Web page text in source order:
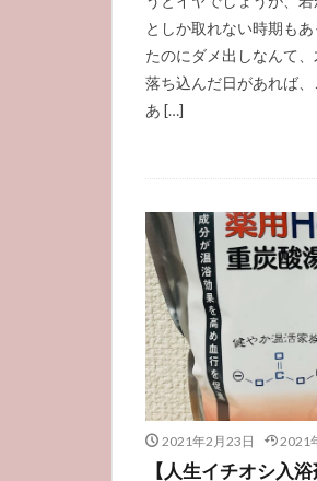
としか取れない時期も
たのにダメ出しなんて
落ち込んだ日があれば、
あ […]
2021年2月23日 2021
【人生イチオシ入